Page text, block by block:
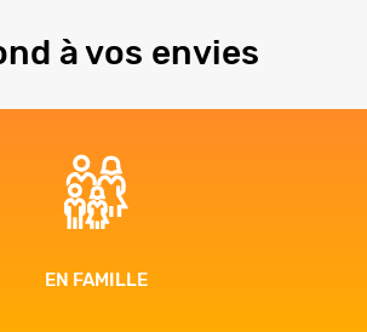
à vos envies
EN FAMILLE